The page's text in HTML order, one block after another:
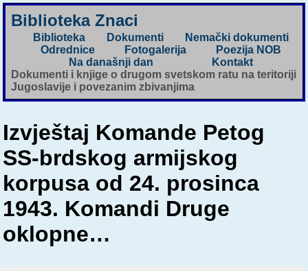
Biblioteka Znaci
Biblioteka Dokumenti
Nemački dokumenti
Odrednice
Fotogalerija
Poezija NOB
Na današnji dan
Kontakt
Dokumenti i knjige o drugom svetskom ratu na teritoriji
Jugoslavije i povezanim zbivanjima
Izvještaj Komande Petog
SS-brdskog armijskog
korpusa od 24. prosinca
1943. Komandi Druge
oklopne…